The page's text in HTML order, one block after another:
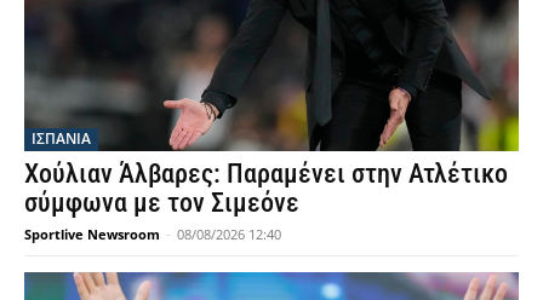
ΙΣΠΑΝΙΑ
Χούλιαν Άλβαρες: Παραμένει στην Ατλέτικο
σύμφωνα με τον Σιμεόνε
Sportlive Newsroom - 08/08/2026 12:40